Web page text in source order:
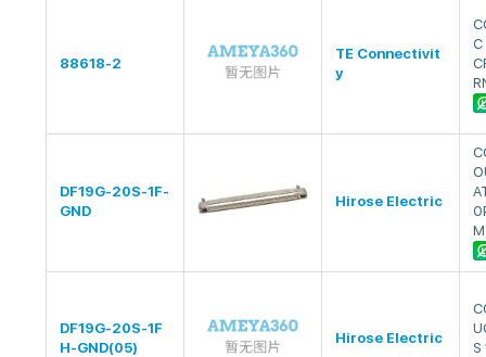
88618-2
TE Connectivit
y
C
DF19G-20S-1F-
GND
Hirose Electric
M
DF19G-20S-1F
H-GND(05)
Hirose Electric
S